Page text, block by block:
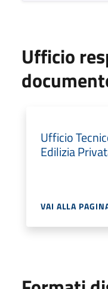
Ufficio
Ufficio
Edilizia
VAI ALLA